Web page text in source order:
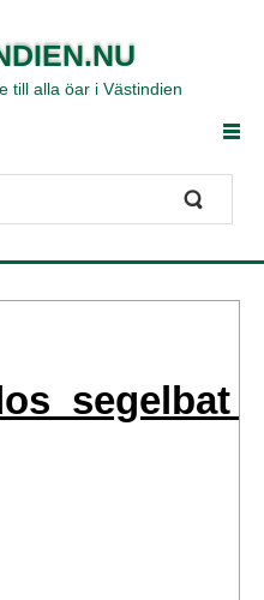
till alla öar i Västindien